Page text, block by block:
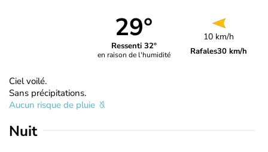
29°
Ressenti 32°
en raison de l'humidité
10 km/h
Rafales30 km/h
Ciel voilé.
Sans précipitations.
Aucun risque de pluie
Nuit